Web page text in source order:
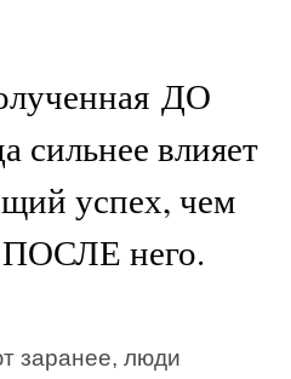
ДО
сильнее влияет
успех, чем
ПОСЛЕ него.
заранее, люди